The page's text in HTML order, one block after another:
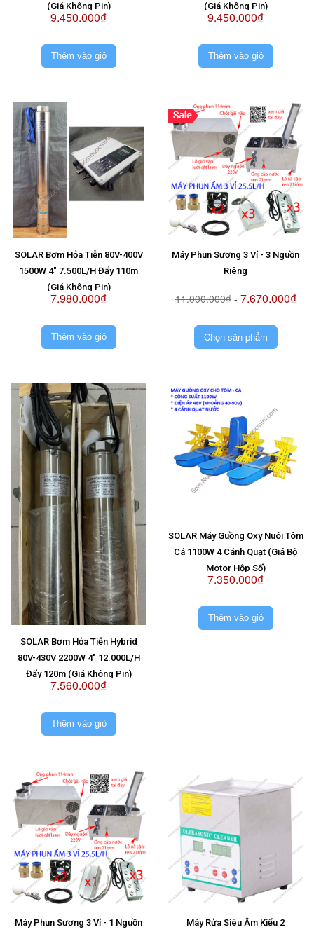
(Giá Không Pin)
9.450.000₫
Thêm vào giỏ
(Giá Không Pin)
9.450.000₫
Thêm vào giỏ
SOLAR Bơm Hỏa Tiễn 80V-400V
1500W 4" 7.500L/H Đẩy 110m
(Giá Không Pin)
7.980.000₫
Thêm vào giỏ
Máy Phun Sương 3 Vỉ - 3 Nguồn
Riêng
11.000.000₫- 7.670.000₫
Chọn sản phẩm
SOLAR Bơm Hỏa Tiễn Hybrid
80V-430V 2200W 4" 12.000L/H
Đẩy 120m (Giá Không Pin)
7.560.000₫
Thêm vào giỏ
SOLAR Máy Guồng Oxy Nuôi Tôm
Cá 1100W 4 Cánh Quạt (Giá Bộ
Motor Hộp Số)
7.350.000₫
Thêm vào giỏ
Máy Phun Sương 3 Vỉ - 1 Nguồn
Máy Rửa Siêu Âm Kiểu 2